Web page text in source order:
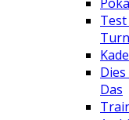
Dies
Das